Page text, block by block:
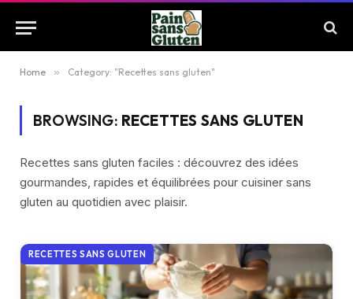
Home » Category: "Recettes sans gluten"
BROWSING: RECETTES SANS GLUTEN
Recettes sans gluten faciles : découvrez des idées
gourmandes, rapides et équilibrées pour cuisiner sans
gluten au quotidien avec plaisir.
RECETTES SANS GLUTEN